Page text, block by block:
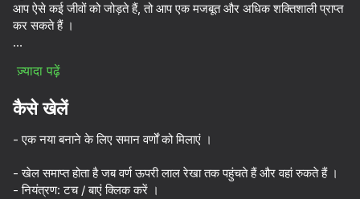
10,000 से अधिक गेम।
सभी मुफ्त। सभी आपके।
Katnap. Survival and morphs
56
आप ऐसे कई जीवों को जोड़ते हैं, तो आप एक मजबूत और अधिक शक्तिशाली प्राप्त
कर सकते हैं ।
अर्जित करें, अपने नायक को अपग्रेड करें और लीडरबोर्ड में एक उच्च स्थान पर
ज़्यादा पढ़ें
कैसे खेलें
- एक नया बनाने के लिए समान वर्णों को मिलाएं ।
- खेल समाप्त होता है जब वर्ण ऊपरी लाल रेखा तक पहुंचते हैं और वहां रुकते हैं ।
- नियंत्रण: टच / बाएं क्लिक करें ।